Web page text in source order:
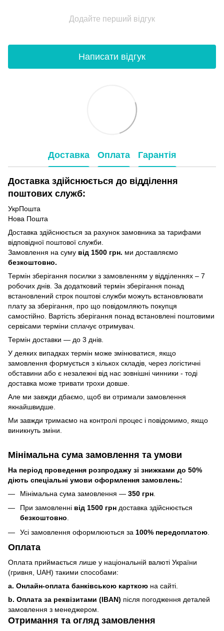
Додайте перший відгук
Написати відгук
Доставка Оплата Гарантія
Доставка здійснюється до відділення
поштових служб:
УкрПошта
Нова Пошта
Доставка здійснюється за рахунок замовника за тарифами
відповідної поштової служби.
Замовлення на суму від 1500 грн. ми доставляємо
безкоштовно.
Термін зберігання посилки з замовленням у відділеннях – 7
робочих днів. За додатковий термін зберігання понад
встановлений строк поштові служби можуть встановлювати
плату за зберігання, про що повідомляють покупця
самостійно. Вартість зберігання понад вcтановлені поштовими
сервісами терміни сплачує отримувач.
Термін доставки — до 3 днів.
У деяких випадках термін може змінюватися, якщо
замовлення формується з кількох складів, через логістичні
обставини або є незалежні від нас зовнішні чинники - тоді
доставка може тривати трохи довше.
Але ми завжди дбаємо, щоб ви отримали замовлення
якнайшвидше.
Ми завжди тримаємо на контролі процес і повідомимо, якщо
виникнуть зміни.
Мінімальна сума замовлення та умови
На період проведення розпродажу зі знижками до 50%
діють спеціальні умови оформлення замовлень:
Мінімальна сума замовлення — 350 грн
При замовленні від 1500 грн доставка здійснюється
безкоштовно.
Усі замовлення оформлюються за 100% передоплатою
Оплата
Оплата приймається лише у національній валюті України
(гривня, UAH) такими способами:
a. Онлайн-оплата банківською карткою на сайті.
b. Оплата за реквізитами (IBAN) після погодження деталей
замовлення з менеджером.
Отримання та огляд замовлення